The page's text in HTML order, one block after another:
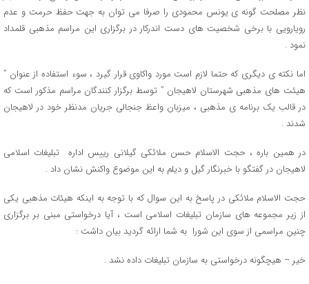
نظر مصلحت گونه ی یونس محمودی را صرفا می توان به جهت حفظ حرمت و عدم
رویارویی با برخی شخصیت های دست اندرکار در برگزاری این مراسم مذهبی قلمداد
نمود .
اما نکته ی دیگری که حتما لازم است مورد واکاوی قرار گیرد ، سوء استفاده از عنوان ”
هیئت های مذهبی شهرستان لاهیجان ” توسط برگزار کنندگان مراسم مذکور است که
در قالب یک برنامه ی مذهبی ، میزبان واعظ جنجالی جریان مدنظر خود در لاهیجان
شدند .
در همین باره ، حجت الاسلام حسن ملائکی گیلانی رییس اداره تبلیغات اسلامی
لاهیجان در گفتگو با خبرنگار گیل و دیلم به این موضوع واکنش نشان داد .
حجت الاسلام ملائکی در پاسخ به این سوال که با توجه به اینکه هیئات مذهبی یکی
از زیر مجموعه های سازمان تبلیغات اسلامی است ، آیا درخواستی مبنی بر برگزاری
چنین مراسمی از سوی این شورا به شما ارائه گردید بیان داشت :
خیر – هیچگونه درخواستی به سازمان تبلیغات داده نشد .